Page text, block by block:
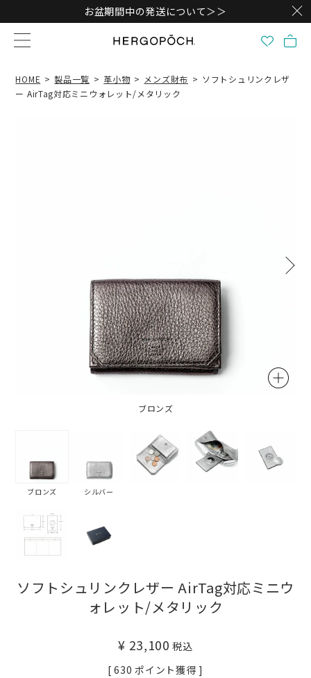
お盆期間中の発送について＞＞
HOME 製品一覧 革小物 メンズ財布
ソフトシュリンクレザ
ー AirTag対応ミニウォレット/メタリック
ブロンズ
ブロンズ シルバー
ソフトシュリンクレザー AirTag対応ミニウ
ォレット/メタリック
¥ 23,100 税込
[ 630 ポイント獲得 ]